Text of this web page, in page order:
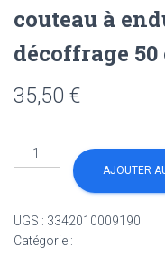
couteau à
décoffrage 50
35,50 €
quantité
de
enduire
IONOX
AJOUTER
UGS : 3342010009190
Catégorie :